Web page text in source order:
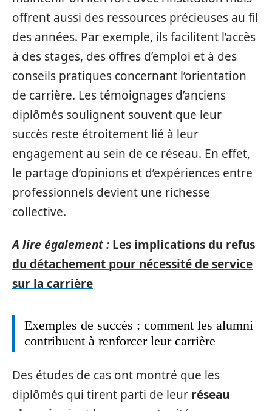
offrent aussi des ressources précieuses au fil
des années. Par exemple, ils facilitent l’accès
à des stages, des offres d’emploi et à des
conseils pratiques concernant l’orientation
de carrière. Les témoignages d’anciens
diplômés soulignent souvent que leur
succès reste étroitement lié à leur
engagement au sein de ce réseau. En effet,
le partage d’opinions et d’expériences entre
professionnels devient une richesse
collective.
A lire également : Les implications du refus
du détachement pour nécessité de service
sur la carrière
Exemples de succès : comment les alumni
contribuent à renforcer leur carrière
Des études de cas ont montré que les
diplômés qui tirent parti de leur réseau